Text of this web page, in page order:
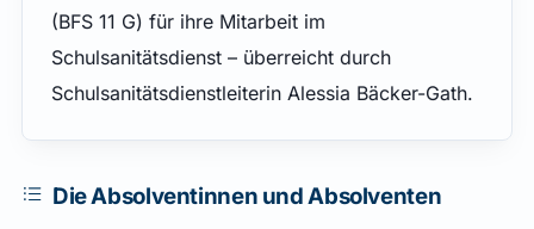
(BFS 11 G) für ihre Mitarbeit im
Schulsanitätsdienst – überreicht durch
Schulsanitätsdienstleiterin Alessia Bäcker-Gath.
Die Absolventinnen und Absolventen